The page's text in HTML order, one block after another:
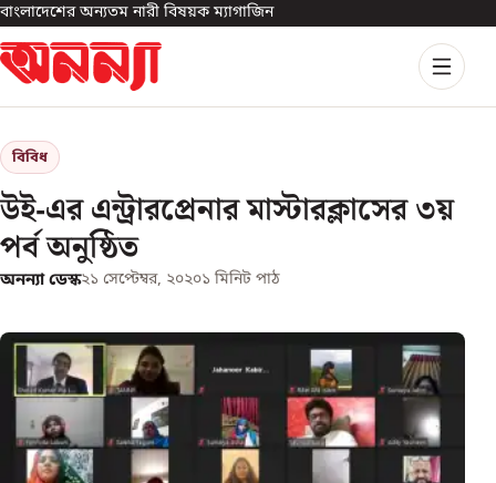
বাংলাদেশের অন্যতম নারী বিষয়ক ম্যাগাজিন
বিবিধ
উই-এর এন্ট্রারপ্রেনার মাস্টারক্লাসের ৩য়
পর্ব অনুষ্ঠিত
অনন্যা ডেস্ক২১ সেপ্টেম্বর, ২০২০১ মিনিট পাঠ